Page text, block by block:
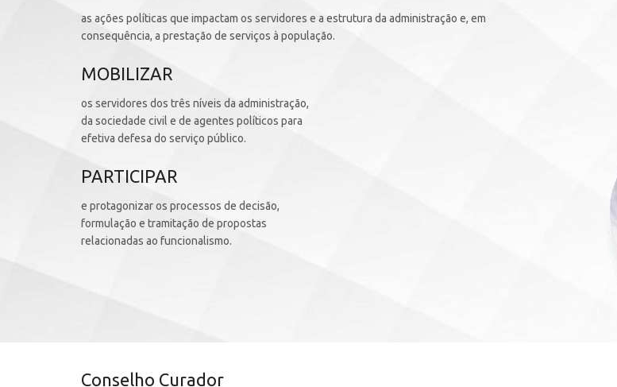
as ações políticas que impactam os servidores e a estrutura da administração e, em
consequência, a prestação de serviços à população.
MOBILIZAR
os servidores dos três níveis da administração,
da sociedade civil e de agentes políticos para
efetiva defesa do serviço público.
PARTICIPAR
e protagonizar os processos de decisão,
formulação e tramitação de propostas
relacionadas ao funcionalismo.
Conselho Curador